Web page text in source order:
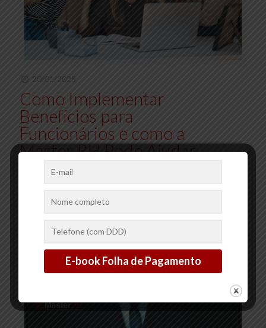
20/01/2025
Como Implementar
Benefícios para
Funcionários e como a
Master RH Pode Ajudar
Nesse Processo
estratégia fundamental para atrair e reter talentos, além de
2 0 Ler mais